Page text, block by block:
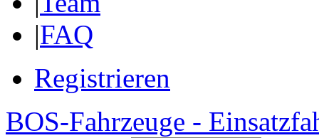
|FAQ
Registrieren
BOS-Fahrzeuge -